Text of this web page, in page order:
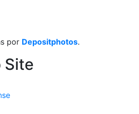
por Depositphotos.
Site